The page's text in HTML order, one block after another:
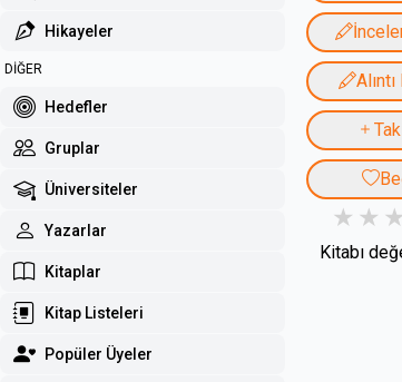
Hikayeler
DİĞER
Hedefler
Gruplar
Üniversiteler
Yazarlar
Kitaplar
Kitap Listeleri
Popüler Üyeler
Kitabı